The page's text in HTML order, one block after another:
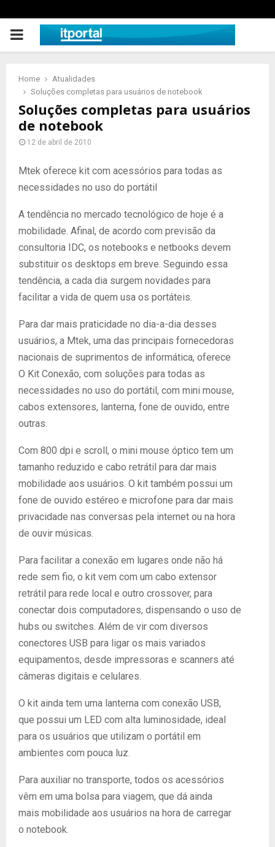
PRIMARY
Home
Atualidades
Soluções completas para usuários de notebook
Soluções completas para usuários
de notebook
12 de abril de 2010
Mtek oferece kit com acessórios para todas as
necessidades no uso do portátil
A tendência no mercado tecnológico de hoje é a
mobilidade. Afinal, de acordo com previsão da
consultoria IDC, os notebooks e netbooks devem
substituir os desktops em breve. Seguindo essa
tendência, a cada dia surgem novidades para
facilitar a vida de quem usa os portáteis.
Para dar mais praticidade no dia-a-dia desses
usuários, a Mtek, uma das principais fornecedoras
nacionais de suprimentos de informática, oferece
O Kit Conexão, com soluções para todas as
necessidades no uso do portátil, com mini mouse,
cabos extensores, lanterna, fone de ouvido, entre
outras.
Com 800 dpi e scroll, o mini mouse óptico tem um
tamanho reduzido e cabo retrátil para dar mais
mobilidade aos usuários. O kit também possui um
fone de ouvido estéreo e microfone para dar mais
privacidade nas conversas pela internet ou na hora
de ouvir músicas.
Para facilitar a conexão em lugares onde não há
rede sem fio, o kit vem com um cabo extensor
retrátil para rede local e outro crossover, para
conectar dois computadores, dispensando o uso de
hubs ou switches. Além de vir com diversos
conectores USB para ligar os mais variados
equipamentos, desde impressoras e scanners até
câmeras digitais e celulares.
O kit ainda tem uma lanterna com conexão USB,
que possui um LED com alta luminosidade, ideal
para os usuários que utilizam o portátil em
ambientes com pouca luz.
Para auxiliar no transporte, todos os acessórios
vêm em uma bolsa para viagem, que dá ainda
mais mobilidade aos usuários na hora de carregar
o notebook.